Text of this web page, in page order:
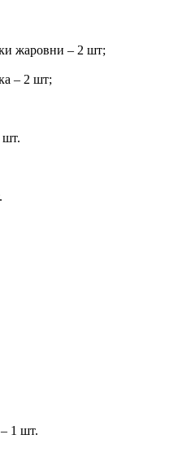
жаровни – 2 шт;
– 2 шт;
шт.
1 шт.